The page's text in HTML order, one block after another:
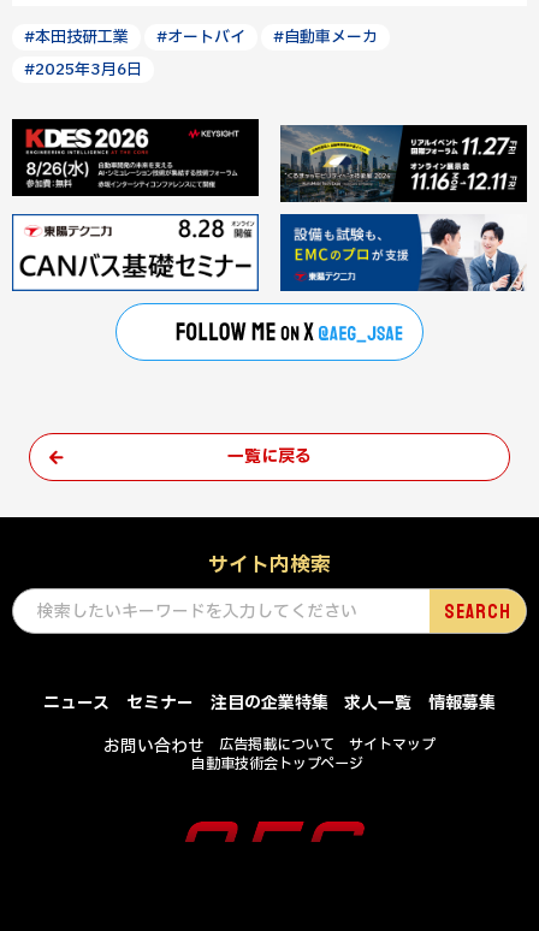
#本田技研工業 #オートバイ
#自動車メーカ
#2025年3月6日
一覧に戻る
サイト内検索
ニュース セミナー 注目の企業特集 求人一覧
情報募集
お問い合わせ
広告掲載について
サイトマップ
自動車技術会トップページ